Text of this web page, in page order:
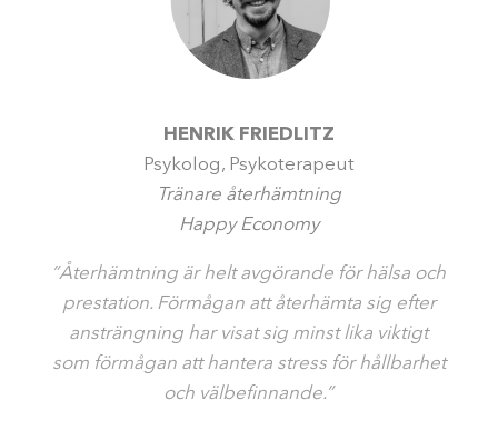
HENRIK FRIEDLITZ
Psykolog, Psykoterapeut
Tränare återhämtning
Happy Economy
”Återhämtning är helt avgörande för hälsa och
prestation. Förmågan att återhämta sig efter
ansträngning har visat sig minst lika viktigt
som förmågan att hantera stress för hållbarhet
och välbefinnande.”